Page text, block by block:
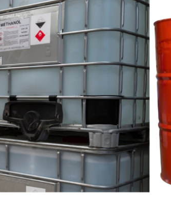
In Offset bị lệch màu
trình in ấn việc bị lệch màu trên ấn phẩm so với bản
in ấn truyền thống và hiện đại
in ấn đóng vai trò không nhỏ trong việc làm phong
kích thích nhu cầu mua hàng của người dùng.